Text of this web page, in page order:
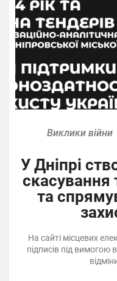
Виклики війни
У Дніпрі
скасування
та
На сайті місцевих
підписів під вимогою